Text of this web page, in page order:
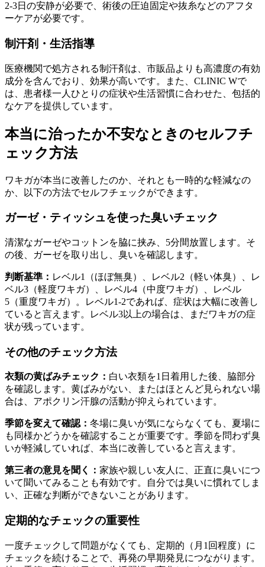
2-3日の安静が必要で、術後の圧迫固定や抜糸などのアフタ
ーケアが必要です。
制汗剤・生活指導
医療機関で処方される制汗剤は、市販品よりも高濃度の有効
成分を含んでおり、効果が高いです。また、CLINIC Wで
は、患者様一人ひとりの症状や生活習慣に合わせた、包括的
なケアを提供しています。
本当に治ったか不安なときのセルフチ
ェック方法
ワキガが本当に改善したのか、それとも一時的な軽減なの
か、以下の方法でセルフチェックができます。
ガーゼ・ティッシュを使った臭いチェック
清潔なガーゼやコットンを脇に挟み、5分間放置します。そ
の後、ガーゼを取り出し、臭いを確認します。
判断基準： レベル1（ほぼ無臭）、レベル2（軽い体臭）、レ
ベル3（軽度ワキガ）、レベル4（中度ワキガ）、レベル
5（重度ワキガ）。レベル1-2であれば、症状は大幅に改善し
ていると言えます。レベル3以上の場合は、まだワキガの症
状が残っています。
その他のチェック方法
衣類の黄ばみチェック： 白い衣類を1日着用した後、脇部分
を確認します。黄ばみがない、またはほとんど見られない場
合は、アポクリン汗腺の活動が抑えられています。
季節を変えて確認： 冬場に臭いが気にならなくても、夏場に
も同様かどうかを確認することが重要です。季節を問わず臭
いが軽減していれば、本当に改善していると言えます。
第三者の意見を聞く： 家族や親しい友人に、正直に臭いにつ
いて聞いてみることも有効です。自分では臭いに慣れてしま
い、正確な判断ができないことがあります。
定期的なチェックの重要性
一度チェックして問題がなくても、定期的（月1回程度）に
チェックを続けることで、再発の早期発見につながります。